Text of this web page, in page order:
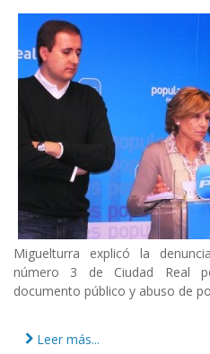
Miguelturra explicó la
número 3 de Ciudad Real
documento público y abuso de
Leer más...